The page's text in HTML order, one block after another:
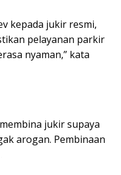
kepada jukir resmi,
pelayanan parkir
nyaman,” kata
jukir supaya
arogan. Pembinaan